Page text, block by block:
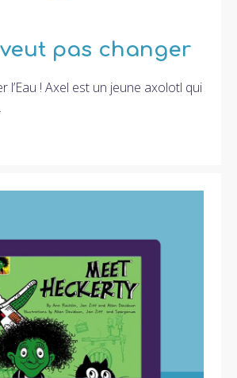
pas changer
l’Eau ! Axel est un jeune axolotl qui